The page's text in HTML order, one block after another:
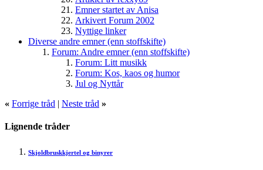
Emner startet av Anisa
Arkivert Forum 2002
Nyttige linker
Diverse andre emner (enn stoffskifte)
Forum: Andre emner (enn stoffskifte)
Forum: Litt musikk
Forum: Kos, kaos og humor
Jul og Nyttår
« Forrige tråd | Neste tråd »
Lignende tråder
Skjoldbruskkjertel og binyrer